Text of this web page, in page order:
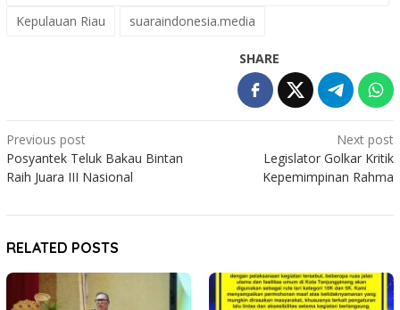
Kepulauan Riau
suaraindonesia.media
SHARE
Post
navigation
Previous post
Posyantek Teluk Bakau Bintan
Raih Juara III Nasional
Next post
Legislator Golkar Kritik
Kepemimpinan Rahma
RELATED POSTS